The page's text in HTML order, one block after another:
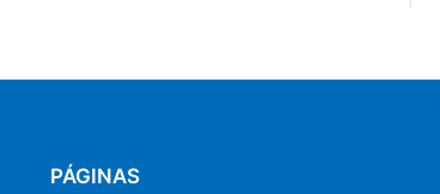
PÁGINAS